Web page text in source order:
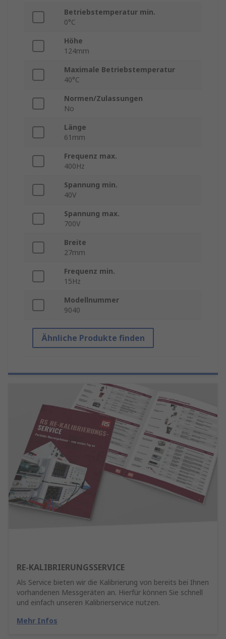
Betriebstemperatur min.
0°C
Höhe
124mm
Maximale Betriebstemperatur
40°C
Normen/Zulassungen
No
Länge
61mm
Frequenz max.
400Hz
Spannung min.
40V
Spannung max.
700V
Breite
27mm
Frequenz min.
15Hz
Modellnummer
9040
Ähnliche Produkte finden
RE-KALIBRIERUNGSSERVICE
Als Service bieten wir die Kalibrierung von bereits bei Ihnen
vorhandenen Messgeräten an. Hierfür können Sie schnell
und einfach unseren Kalibrierservice nutzen.
Mehr Infos